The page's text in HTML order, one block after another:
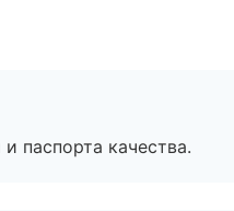
паспорта качества.